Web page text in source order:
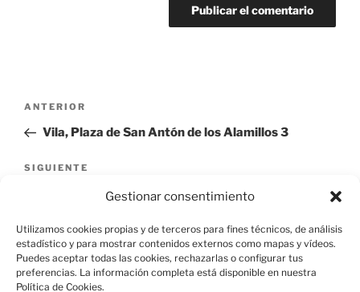
Gestionar consentimiento
Utilizamos cookies propias y de terceros para fines técnicos, de análisis
estadístico y para mostrar contenidos externos como mapas y vídeos.
Puedes aceptar todas las cookies, rechazarlas o configurar tus
preferencias. La información completa está disponible en nuestra
Política de Cookies.
Navegación
entradas
Entrada
anterior:
ANTERIOR
Vila, Plaza de San Antón de los Alamillos 3
Siguiente
SIGUIENTE
Edificación Residencial, Calle Las Pozas 26